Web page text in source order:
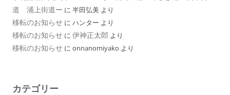
道 浦上街道ー に 半田弘美 より
移転のお知らせ に ハンター より
移転のお知らせ に 伊神正太郎 より
移転のお知らせ に onnanomiyako より
カテゴリー